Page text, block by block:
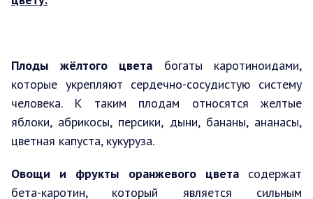
Плоды жёлтого цвета богаты каротиноидами,
которые укрепляют сердечно-сосудистую систему
человека. К таким плодам относятся желтые
яблоки, абрикосы, персики, дыни, бананы, ананасы,
цветная капуста, кукуруза.
Овощи и фрукты оранжевого цветасодержат
бета-каротин, который является сильным